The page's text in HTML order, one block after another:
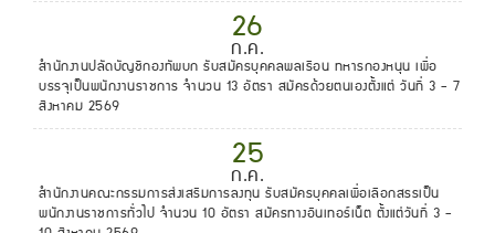
26
ก.ค.
สำนักงานปลัดบัญชีกองทัพบก รับสมัครบุคคลพลเรือน ทหารกองหนุน เพื่อ
บรรจุเป็นพนักงานราชการ จำนวน 13 อัตรา สมัครด้วยตนเองตั้งแต่ วันที่ 3 - 7
สิงหาคม 2569
25
ก.ค.
สำนักงานคณะกรรมการส่งเสริมการลงทุน รับสมัครบุคคลเพื่อเลือกสรรเป็น
พนักงานราชการทั่วไป จำนวน 10 อัตรา สมัครทางอินเทอร์เน็ต ตั้งแต่วันที่ 3 -